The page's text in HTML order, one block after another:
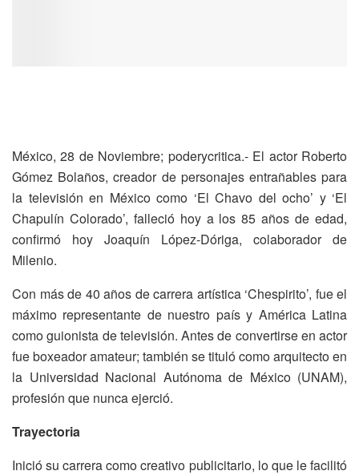
México, 28 de Noviembre; poderycritica.- El actor Roberto
Gómez Bolaños, creador de personajes entrañables para
la televisión en México como ‘El Chavo del ocho’ y ‘El
Chapulín Colorado’, falleció hoy a los 85 años de edad,
confirmó hoy Joaquín López-Dóriga, colaborador de
Milenio.
Con más de 40 años de carrera artística ‘Chespirito’, fue el
máximo representante de nuestro país y América Latina
como guionista de televisión. Antes de convertirse en actor
fue boxeador amateur; también se tituló como arquitecto en
la Universidad Nacional Autónoma de México (UNAM),
profesión que nunca ejerció.
Trayectoria
Inició su carrera como creativo publicitario, lo que le facilitó